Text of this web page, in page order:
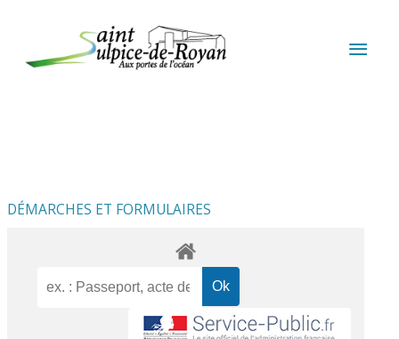
DÉMARCHES ET FORMULAIRES